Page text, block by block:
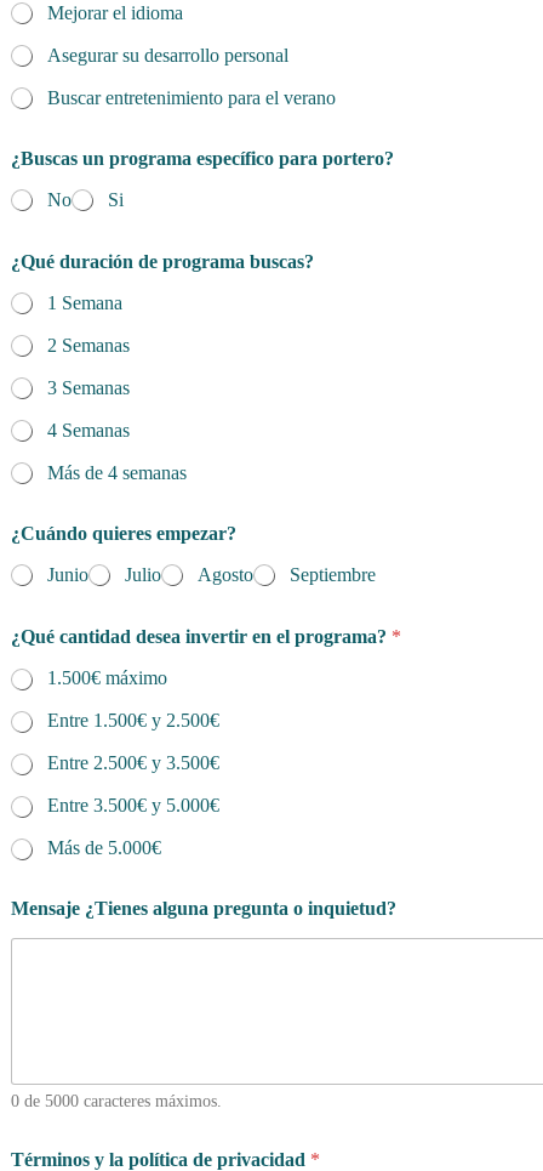
Mejorar el idioma
Asegurar su desarrollo personal
Buscar entretenimiento para el verano
¿Buscas un programa específico para portero?
No
Si
¿Qué duración de programa buscas?
1 Semana
2 Semanas
3 Semanas
4 Semanas
Más de 4 semanas
¿Cuándo quieres empezar?
Junio
Julio Agosto Septiembre
¿Qué cantidad desea invertir en el programa? *
1.500€ máximo
Entre 1.500€ y 2.500€
Entre 2.500€ y 3.500€
Entre 3.500€ y 5.000€
Más de 5.000€
Mensaje ¿Tienes alguna pregunta o inquietud?
0 de 5000 caracteres máximos.
Términos y la política de privacidad *